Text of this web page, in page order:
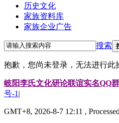
历史文化
家族资料库
家族企业广告
搜索
抱歉，您尚未登录，无法进行此
岐阳李氏文化研论联谊实名QQ群
号-1 |
GMT+8, 2026-8-7 12:11 ,